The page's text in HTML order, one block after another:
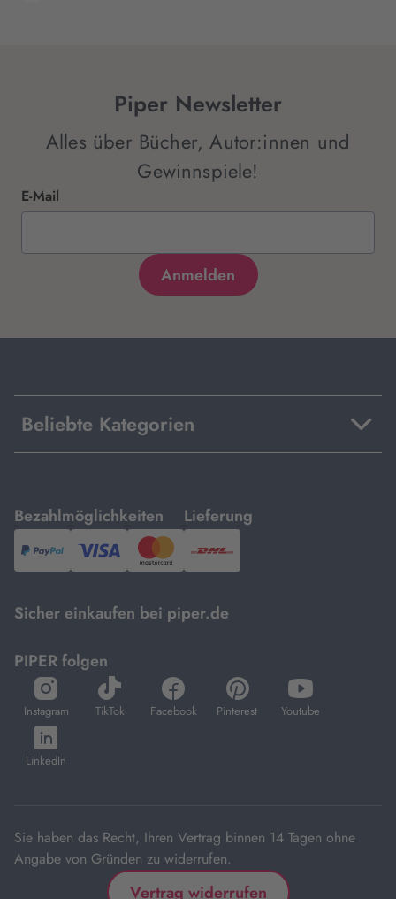
Piper Newsletter
Alles über Bücher, Autor:innen und
Gewinnspiele!
E-Mail
Beliebte Kategorien
Bezahlmöglichkeiten
mit
PayPal,Visa
und
Lieferung
mit
DHL.
Sicher einkaufen bei piper.de
PIPER folgen
Instagram
öffnet
in
neuem
Tab
TikTok
öffnet
in
Facebook
öffnet
in
Pinterest
öffnet
in
Youtube
öffnet
in
LinkedIn
öffnet
in
Sie haben das Recht, Ihren Vertrag binnen 14 Tagen ohne
Angabe von Gründen zu widerrufen.
Vertrag widerrufen